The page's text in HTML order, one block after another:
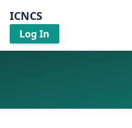
ICNCS
Log In